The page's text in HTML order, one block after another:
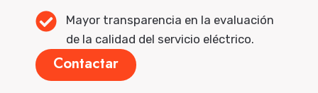
Mayor transparencia en la evaluación
de la calidad del servicio eléctrico.
Contactar